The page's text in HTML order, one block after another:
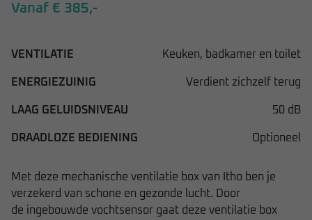
Vanaf € 385,-
VENTILATIE Keuken, badkamer en toilet
ENERGIEZUINIG Verdient zichzelf terug
LAAG GELUIDSNIVEAU 50 dB
DRAADLOZE BEDIENING Optioneel
Met deze mechanische ventilatie box van Itho ben je
verzekerd van schone en gezonde lucht. Door
de ingebouwde vochtsensor gaat deze ventilatie box